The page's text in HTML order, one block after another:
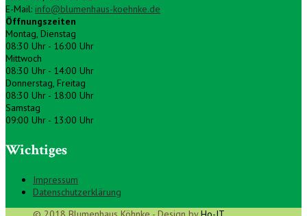
E-Mail: info@blumenhaus-koehnke.de
Öffnungszeiten
Montag, Dienstag
08:30 Uhr - 16:00 Uhr
Mittwoch
08:30 Uhr - 14:00 Uhr
Donnerstag, Freitag
08:30 Uhr - 18:00 Uhr
Samstag
09:00 Uhr - 13:00 Uhr
Wichtiges
Impressum
Datenschutzerklärung